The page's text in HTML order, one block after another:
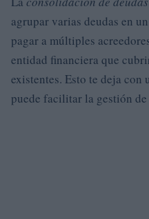
agrupar varias deudas en
pagar a múltiples
entidad financiera que
existentes. Esto te deja con
puede facilitar la gestión de